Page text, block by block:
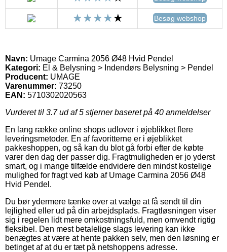
Besøg webshop
Navn: Umage Carmina 2056 Ø48 Hvid Pendel
Kategori: El & Belysning > Indendørs Belysning > Pendel
Producent: UMAGE
Varenummer: 73250
EAN: 5710302020563
Vurderet til 3.7ud af 5 stjerner baseret på 40 anmeldelser
En lang række online shops udlover i øjeblikket flere
leveringsmetoder. En af favoritterne er i øjeblikket
pakkeshoppen, og så kan du blot gå forbi efter de købte
varer den dag der passer dig. Fragtmuligheden er jo yderst
smart, og i mange tilfælde endvidere den mindst kostelige
mulighed for fragt ved køb af Umage Carmina 2056 Ø48
Hvid Pendel.
Du bør ydermere tænke over at vælge at få sendt til din
lejlighed eller ud på din arbejdsplads. Fragtløsningen viser
sig i regelen lidt mere omkostningsfuld, men omvendt rigtig
fleksibel. Den mest betalelige slags levering kan ikke
benægtes at være at hente pakken selv, men den løsning er
betinget af at du er tæt på netshoppens adresse.